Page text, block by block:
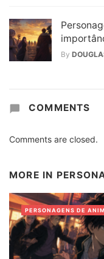
By
COMMENTS
Comments are closed.
MORE IN
PERSONAGENS DE